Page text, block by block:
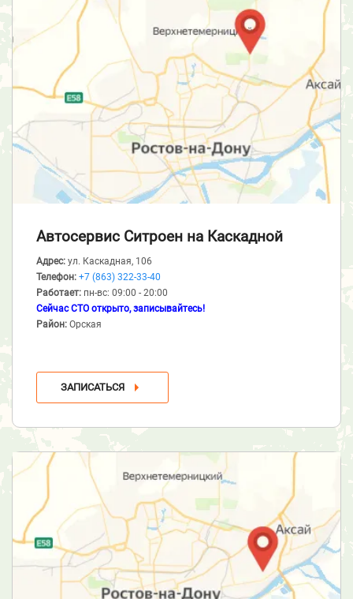
Автосервис Ситроен на Каскадной
Адрес: ул. Каскадная, 106
Телефон: +7 (863) 322-33-40
Работает: пн-вс: 09:00 - 20:00
Сейчас СТО открыто, записывайтесь!
Район: Орская
ЗАПИСАТЬСЯ